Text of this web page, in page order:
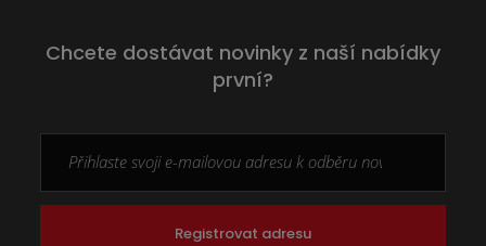
Chcete dostávat novinky z naší nabídky
první?
Registrovat adresu